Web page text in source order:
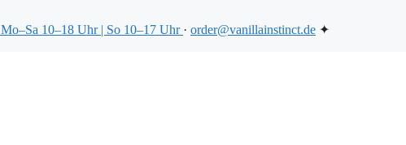
Mo–Sa 10–18 Uhr | So 10–17 Uhr · order@vanillainstinct.de ✦